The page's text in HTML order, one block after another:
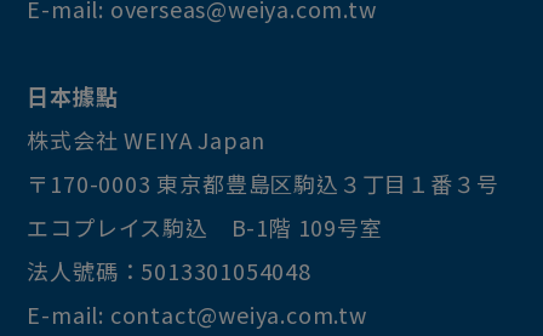
E-mail: overseas@weiya.com.tw
日本據點
株式会社 WEIYA Japan
〒170-0003 東京都豊島区駒込３丁目１番３号
エコプレイス駒込 B-1階 109号室
法人號碼：5013301054048
E-mail: contact@weiya.com.tw